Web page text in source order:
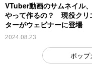
VTuber動画のサムネイル
やって作るの？ 現役クリ
ターがウェビナーに登場
2024.08.23
ポップ